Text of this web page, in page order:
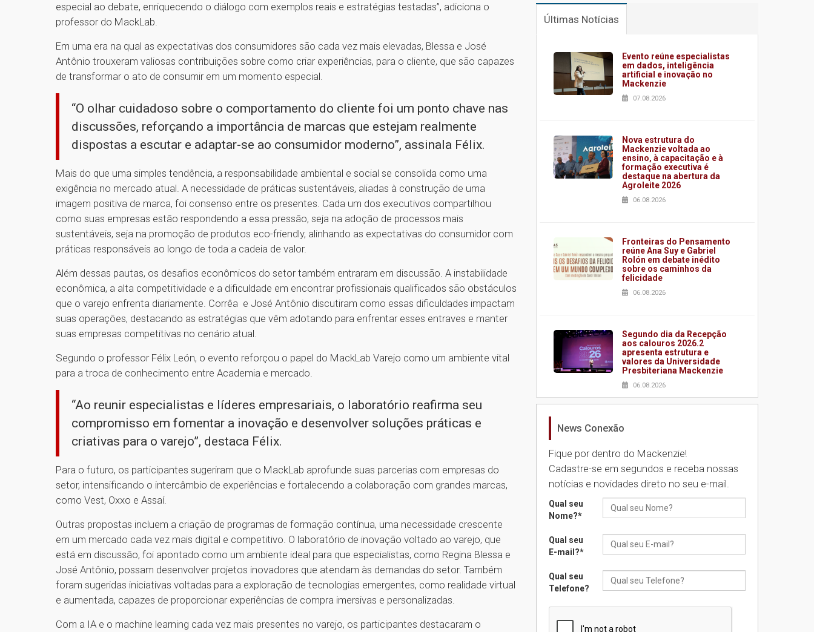
especial ao debate, enriquecendo o diálogo com exemplos reais e estratégias testadas”, adiciona o
professor do MackLab.
Em uma era na qual as expectativas dos consumidores são cada vez mais elevadas, Blessa e José
Antônio trouxeram valiosas contribuições sobre como criar experiências, para o cliente, que são capazes
de transformar o ato de consumir em um momento especial.
“O olhar cuidadoso sobre o comportamento do cliente foi um ponto chave nas
discussões, reforçando a importância de marcas que estejam realmente
dispostas a escutar e adaptar-se ao consumidor moderno”, assinala Félix.
Mais do que uma simples tendência, a responsabilidade ambiental e social se consolida como uma
exigência no mercado atual. A necessidade de práticas sustentáveis, aliadas à construção de uma
imagem positiva de marca, foi consenso entre os presentes. Cada um dos executivos compartilhou
como suas empresas estão respondendo a essa pressão, seja na adoção de processos mais
sustentáveis, seja na promoção de produtos eco-friendly, alinhando as expectativas do consumidor com
práticas responsáveis ao longo de toda a cadeia de valor.
Além dessas pautas, os desafios econômicos do setor também entraram em discussão. A instabilidade
econômica, a alta competitividade e a dificuldade em encontrar profissionais qualificados são obstáculos
que o varejo enfrenta diariamente. Corrêa e José Antônio discutiram como essas dificuldades impactam
suas operações, destacando as estratégias que vêm adotando para enfrentar esses entraves e manter
suas empresas competitivas no cenário atual.
Segundo o professor Félix León, o evento reforçou o papel do MackLab Varejo como um ambiente vital
para a troca de conhecimento entre Academia e mercado.
“Ao reunir especialistas e líderes empresariais, o laboratório reafirma seu
compromisso em fomentar a inovação e desenvolver soluções práticas e
criativas para o varejo”, destaca Félix.
Para o futuro, os participantes sugeriram que o MackLab aprofunde suas parcerias com empresas do
setor, intensificando o intercâmbio de experiências e fortalecendo a colaboração com grandes marcas,
como Vest, Oxxo e Assaí.
Outras propostas incluem a criação de programas de formação contínua, uma necessidade crescente
em um mercado cada vez mais digital e competitivo. O laboratório de inovação voltado ao varejo, que
está em discussão, foi apontado como um ambiente ideal para que especialistas, como Regina Blessa e
José Antônio, possam desenvolver projetos inovadores que atendam às demandas do setor. Também
foram sugeridas iniciativas voltadas para a exploração de tecnologias emergentes, como realidade virtual
e aumentada, capazes de proporcionar experiências de compra imersivas e personalizadas.
Com a IA e o machine learning cada vez mais presentes no varejo, os participantes destacaram o
Últimas Notícias
Evento reúne especialistas
em dados, inteligência
artificial e inovação no
Mackenzie
07.08.2026
Nova estrutura do
Mackenzie voltada ao
ensino, à capacitação e à
formação executiva é
destaque na abertura da
Agroleite 2026
06.08.2026
Fronteiras do Pensamento
reúne Ana Suy e Gabriel
Rolón em debate inédito
sobre os caminhos da
felicidade
06.08.2026
Segundo dia da Recepção
aos calouros 2026.2
apresenta estrutura e
valores da Universidade
Presbiteriana Mackenzie
06.08.2026
Nova apresentação do
brasileira
05.08.2026
Universidade Mackenzie
realizará nova edição da
05.08.2026
Seminário discute desafios
das novas tecnologias em
04.08.2026
News Conexão
Fique por dentro do Mackenzie!
Cadastre-se em segundos e receba nossas
notícias e novidades direto no seu e-mail.
Qual seu
Nome?*
Qual seu
E-mail?*
Qual seu
Telefone?